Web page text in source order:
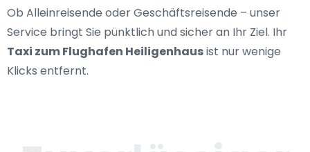
Ob Alleinreisende oder Geschäftsreisende – unser
Service bringt Sie pünktlich und sicher an Ihr Ziel. Ihr
Taxi zum Flughafen Heiligenhausist nur wenige
Klicks entfernt.